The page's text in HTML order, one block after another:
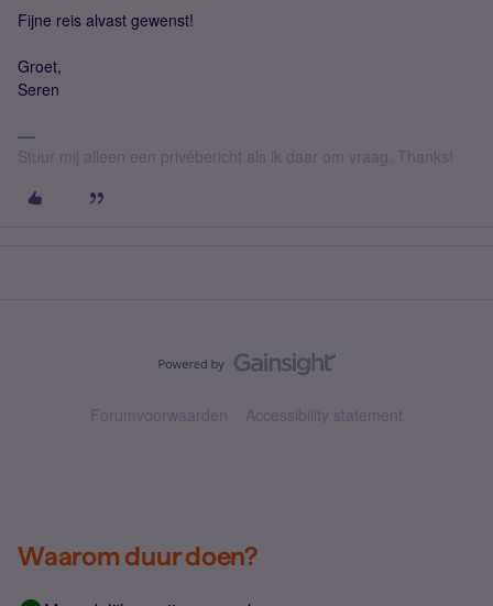
Fijne reis alvast gewenst!
Groet,
Seren
Stuur mij alleen een privébericht als ik daar om vraag. Thanks!
Forumvoorwaarden Accessibility statement
Waarom duur doen?